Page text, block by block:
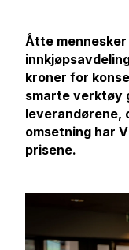
Åtte
kroner for
smarte verktøy
leverandørene,
omsetning har
prisene.